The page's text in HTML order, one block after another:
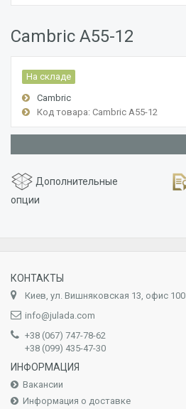
Cambric A55-12
На складе
Cambric
Код товара: Cambric A55-12
Дополнительные
опции
КОНТАКТЫ
Киев, ул. Вишняковская 13, офис 100
info@julada.com
+38 (067) 747-78-62
+38 (099) 435-47-30
ИНФОРМАЦИЯ
Вакансии
Информация о доставке